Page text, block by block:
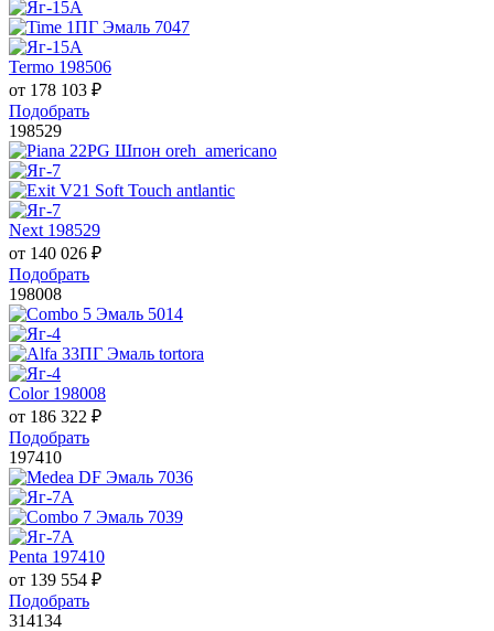
Termo 198506
от 178 103 ₽
Подобрать
198529
Next 198529
от 140 026 ₽
Подобрать
198008
Color 198008
от 186 322 ₽
Подобрать
197410
Penta 197410
от 139 554 ₽
Подобрать
314134